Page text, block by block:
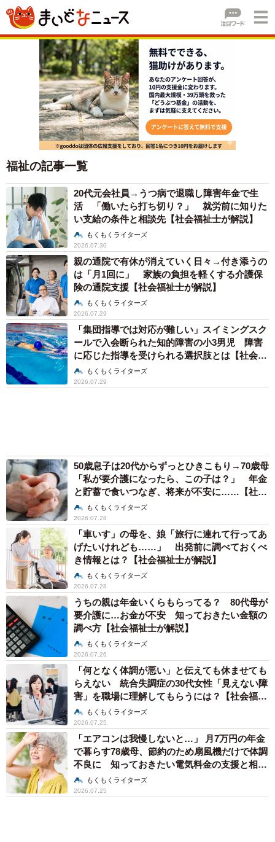
福祉の記事一覧
20代元会社員→うつ病で退職し障害年金で生
活 「働いたら打ち切り？」 就労前に知りた
い支給の条件と相談先【社会福祉士が解説】
もくもくライターズ
2026.07.30
親の通院で有休が消えていく日々→付き添うの
は「月1回に」 家族の負担を軽くする介護保
険の通院支援【社会福祉士が解説】
もくもくライターズ
2026.07.29
「集団指導では対応が難しい」スイミングスク
ールで入会断られた知的障害の小3男児 障害
に応じた指導を受けられる選択肢とは【社会福
祉士が解説】
もくもくライターズ
2026.07.29
50歳息子は20代からずっとひきこもり→70歳母
「私が要介護になったら、この子は？」 年金
と貯蓄で食いつなぎ、将来が不安に……【社会
福祉士が解説】
もくもくライターズ
2026.07.28
「車いす」の母を、娘「旅行に連れて行ってあ
げたいけれども……」 出発前に調べておくべ
き情報とは？【社会福祉士が解説】
もくもくライターズ
2026.07.28
うちの親は年金いくらもらってる？ 80代母が
要介護に…お金が不安 知っておきたい金額の
調べ方【社会福祉士が解説】
もくもくライターズ
2026.07.26
「何となく体調が悪い」と伝えても休ませても
らえない 統合失調症の30代女性「見えない障
害」を職場に理解してもらうには？【社会福祉
士が解説】
もくもくライターズ
2026.07.25
「エアコンは我慢しないと…」 月7万円の年金
で暮らす78歳母、節約のため扇風機だけで体調
不良に 知っておきたい電気料金の支援と相談
先【社会福祉士が解説】
もくもくライターズ
2026.07.25